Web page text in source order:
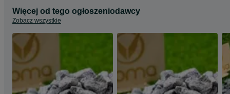
Więcej od tego ogłoszeniodawcy
Zobacz wszystkie